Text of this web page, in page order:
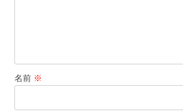
名前 ※